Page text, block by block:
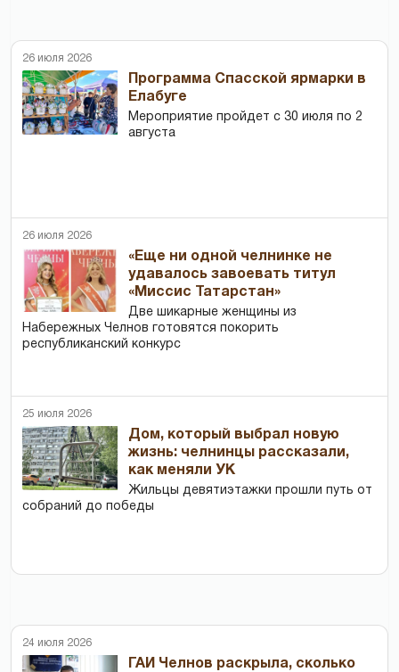
26 июля 2026
Программа Спасской ярмарки в
Елабуге
Мероприятие пройдет с 30 июля по 2
августа
26 июля 2026
«Еще ни одной челнинке не
удавалось завоевать титул
«Миссис Татарстан»
Две шикарные женщины из
Набережных Челнов готовятся покорить
республиканский конкурс
25 июля 2026
Дом, который выбрал новую
жизнь: челнинцы рассказали,
как меняли УК
Жильцы девятиэтажки прошли путь от
собраний до победы
24 июля 2026
ГАИ Челнов раскрыла, сколько